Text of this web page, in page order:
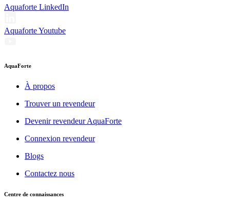
Aquaforte LinkedIn
Aquaforte Youtube
AquaForte
À propos
Trouver un revendeur
Devenir revendeur AquaForte
Connexion revendeur
Blogs
Contactez nous
Centre de connaissances